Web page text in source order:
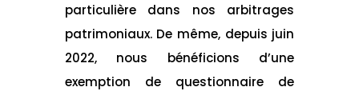
particulière dans nos arbitrages
patrimoniaux. De même, depuis juin
2022, nous bénéficions d’une
exemption de questionnaire de